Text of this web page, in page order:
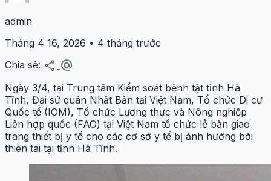
admin
Tháng 4 16, 2026 • 4 tháng trước
Chia sẻ: share alternate_email
Ngày 3/4, tại Trung tâm Kiểm soát bệnh tật tỉnh Hà
Tĩnh, Đại sứ quán Nhật Bản tại Việt Nam, Tổ chức Di cư
Quốc tế (IOM), Tổ chức Lương thực và Nông nghiệp
Liên hợp quốc (FAO) tại Việt Nam tổ chức lễ bàn giao
trang thiết bị y tế cho các cơ sở y tế bị ảnh hưởng bởi
thiên tai tại tỉnh Hà Tĩnh.